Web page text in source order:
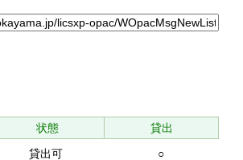
状態
貸出
貸出可 ○